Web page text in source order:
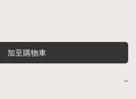
加至購物車
−